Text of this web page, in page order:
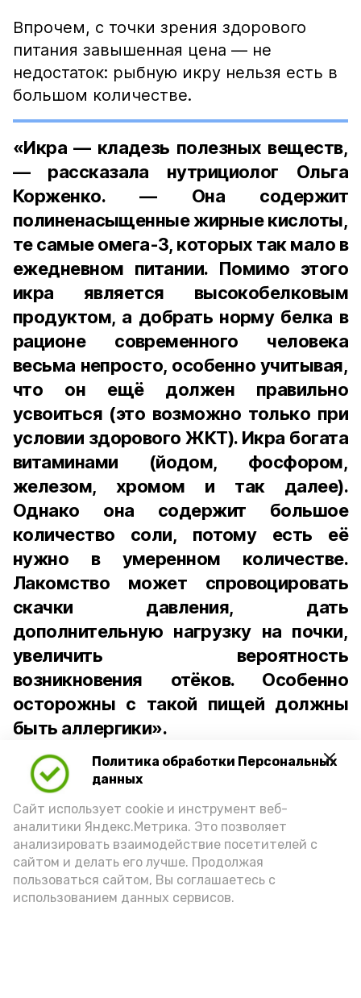
Политика обработки Персональных
данных
Сайт использует cookie и инструмент веб-
аналитики Яндекс.Метрика. Это позволяет
анализировать взаимодействие посетителей с
сайтом и делать его лучше. Продолжая
пользоваться сайтом, Вы соглашаетесь с
использованием данных сервисов.
Впрочем, с точки зрения здорового
питания завышенная цена — не
недостаток: рыбную икру нельзя есть в
большом количестве.
«Икра — кладезь полезных веществ,
— рассказала нутрициолог Ольга
Корженко. — Она содержит
полиненасыщенные жирные кислоты,
те самые омега-3, которых так мало в
ежедневном питании. Помимо этого
икра является высокобелковым
продуктом, а добрать норму белка в
рационе современного человека
весьма непросто, особенно учитывая,
что он ещё должен правильно
усвоиться (это возможно только при
условии здорового ЖКТ). Икра богата
витаминами (йодом, фосфором,
железом, хромом и так далее).
Однако она содержит большое
количество соли, потому есть её
нужно в умеренном количестве.
Лакомство может спровоцировать
скачки давления, дать
дополнительную нагрузку на почки,
увеличить вероятность
возникновения отёков. Особенно
осторожны с такой пищей должны
быть аллергики».
Для взрослого человека безопасной
порцией икры считается 30-50 граммов
(2-3 ложки). При этом следует обратить
внимание на хлеб, с которым она
подаётся: лучше выбирать
цельнозерновой, с мукой грубого
помола. Есть икру следует в первой